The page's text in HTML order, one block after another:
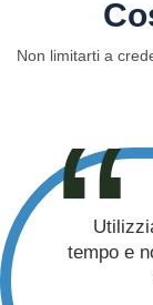
Non limitarti a
tempo e